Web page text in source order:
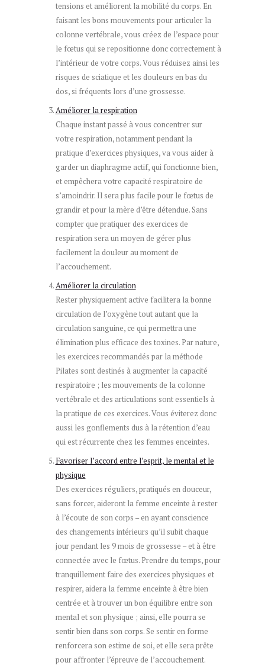
tensions et améliorent la mobilité du corps. En
faisant les bons mouvements pour articuler la
colonne vertébrale, vous créez de l’espace pour
le fœtus qui se repositionne donc correctement à
l’intérieur de votre corps. Vous réduisez ainsi les
risques de sciatique et les douleurs en bas du
dos, si fréquents lors d’une grossesse.
Améliorer la respiration
Chaque instant passé à vous concentrer sur
votre respiration, notamment pendant la
pratique d’exercices physiques, va vous aider à
garder un diaphragme actif, qui fonctionne bien,
et empêchera votre capacité respiratoire de
s’amoindrir. Il sera plus facile pour le fœtus de
grandir et pour la mère d’être détendue. Sans
compter que pratiquer des exercices de
respiration sera un moyen de gérer plus
facilement la douleur au moment de
l’accouchement.
Améliorer la circulation
Rester physiquement active facilitera la bonne
circulation de l’oxygène tout autant que la
circulation sanguine, ce qui permettra une
élimination plus efficace des toxines. Par nature,
les exercices recommandés par la méthode
Pilates sont destinés à augmenter la capacité
respiratoire ; les mouvements de la colonne
vertébrale et des articulations sont essentiels à
la pratique de ces exercices. Vous éviterez donc
aussi les gonflements dus à la rétention d’eau
qui est récurrente chez les femmes enceintes.
Favoriser l’accord entre l’esprit, le mental et le
physique
Des exercices réguliers, pratiqués en douceur,
sans forcer, aideront la femme enceinte à rester
à l’écoute de son corps – en ayant conscience
des changements intérieurs qu’il subit chaque
jour pendant les 9 mois de grossesse – et à être
connectée avec le fœtus. Prendre du temps, pour
tranquillement faire des exercices physiques et
respirer, aidera la femme enceinte à être bien
centrée et à trouver un bon équilibre entre son
mental et son physique ; ainsi, elle pourra se
sentir bien dans son corps. Se sentir en forme
renforcera son estime de soi, et elle sera prête
pour affronter l’épreuve de l’accouchement.